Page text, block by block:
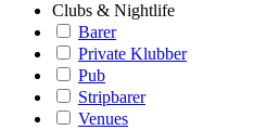
Clubs & Nightlife
Barer
Private Klubber
Pub
Stripbarer
Venues